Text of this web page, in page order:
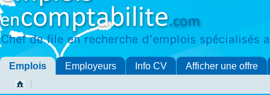
Emplois Employeurs Info CV Afficher une offre